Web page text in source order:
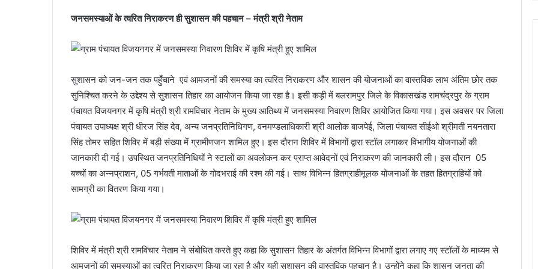
जनसमस्याओं के त्वरित निराकरण ही सुशासन की पहचान – मंत्री श्री नेताम
सुशासन को जन-जन तक पहुँचाने एवं आमजनों की समस्या का त्वरित निराकरण और शासन की योजनाओं का वास्तविक लाभ अंतिम छोर तक
सुनिश्चित करने के उद्देश्य से सुशासन तिहार का आयोजन किया जा रहा है। इसी कड़ी में बलरामपुर जिले के विकासखंड रामचंद्रपुर के ग्राम
पंचायत विजयनगर में कृषि मंत्री श्री रामविचार नेताम के मुख्य आतिथ्य में जनसमस्या निवारण शिविर आयोजित किया गया। इस अवसर पर जिला
पंचायत उपाध्यक्ष श्री धीरज सिंह देव, अन्य जनप्रतिनिधिगण, वनमण्डलाधिकारी श्री आलोक बाजपेई, जिला पंचायत सीईओ श्रीमती नयनतारा
सिंह तोमर सहित शिविर में बड़ी संख्या में ग्रामीणजन शामिल हुए। इस दौरान शिविर में विभागों द्वारा स्टॉल लगाकर विभागीय योजनाओं की
जानकारी दी गई। उपस्थित जनप्रतिनिधियों ने स्टालों का अवलोकन कर प्राप्त आवेदनों एवं निराकरण की जानकारी ली। इस दौरान 05
बच्चों का अन्नप्राशन, 05 गर्भवती माताओं के गोदभराई की रश्म की गई। साथ विभिन्न हितग्राहीमूलक योजनाओं के तहत हितग्राहियों को
सामग्री का वितरण किया गया।
शिविर में मंत्री श्री रामविचार नेताम ने संबोधित करते हुए कहा कि सुशासन तिहार के अंतर्गत विभिन्न विभागों द्वारा लगाए गए स्टॉलों के माध्यम से
आमजनों की समस्याओं का त्वरित निराकरण किया जा रहा है और यही सुशासन की वास्तविक पहचान है। उन्होंने कहा कि शासन जनता की